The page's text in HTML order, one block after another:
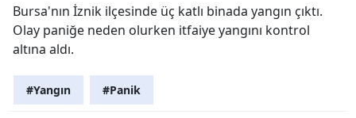
Bursa'nın İznik ilçesinde üç katlı binada yangın çıktı.
Olay paniğe neden olurken itfaiye yangını kontrol
altına aldı.
#Yangın #Panik